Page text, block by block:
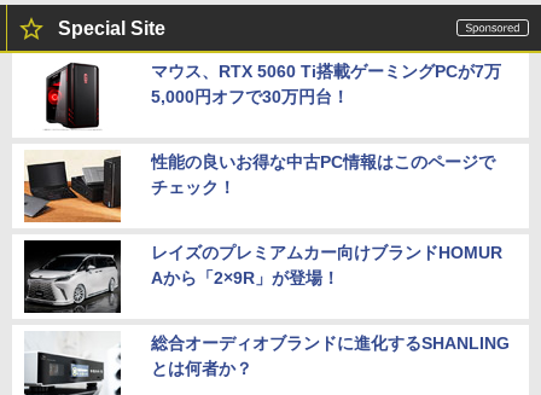
Special Site
マウス、RTX 5060 Ti搭載ゲーミングPCが7万
5,000円オフで30万円台！
性能の良いお得な中古PC情報はこのページで
チェック！
レイズのプレミアムカー向けブランドHOMUR
Aから「2×9R」が登場！
総合オーディオブランドに進化するSHANLING
とは何者か？